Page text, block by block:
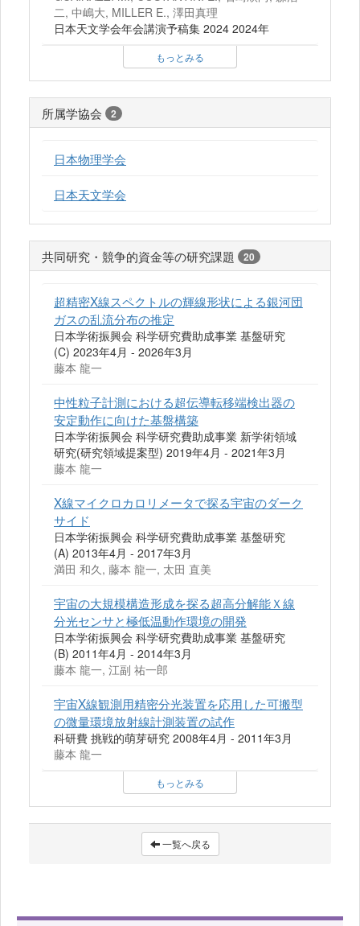
二, 中嶋大, MILLER E., 澤田真理
日本天文学会年会講演予稿集 2024 2024年
もっとみる
所属学協会 2
日本物理学会
日本天文学会
共同研究・競争的資金等の研究課題 20
超精密X線スペクトルの輝線形状による銀河団
ガスの乱流分布の推定
日本学術振興会 科学研究費助成事業 基盤研究
(C) 2023年4月 - 2026年3月
藤本 龍一
中性粒子計測における超伝導転移端検出器の
安定動作に向けた基盤構築
日本学術振興会 科学研究費助成事業 新学術領域
研究(研究領域提案型) 2019年4月 - 2021年3月
藤本 龍一
X線マイクロカロリメータで探る宇宙のダーク
サイド
日本学術振興会 科学研究費助成事業 基盤研究
(A) 2013年4月 - 2017年3月
満田 和久, 藤本 龍一, 太田 直美
宇宙の大規模構造形成を探る超高分解能Ｘ線
分光センサと極低温動作環境の開発
日本学術振興会 科学研究費助成事業 基盤研究
(B) 2011年4月 - 2014年3月
藤本 龍一, 江副 祐一郎
宇宙X線観測用精密分光装置を応用した可搬型
の微量環境放射線計測装置の試作
科研費 挑戦的萌芽研究 2008年4月 - 2011年3月
藤本 龍一
もっとみる
一覧へ戻る